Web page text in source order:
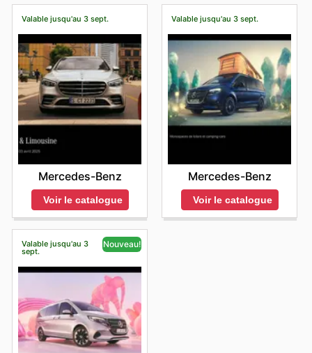
Valable jusqu'au 3 sept.
Mercedes-Benz
Voir le catalogue
Valable jusqu'au 3 sept.
Mercedes-Benz
Voir le catalogue
Valable jusqu'au 3
sept.
Nouveau!